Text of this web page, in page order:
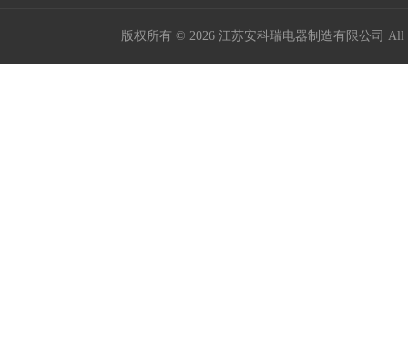
版权所有 © 2026 江苏安科瑞电器制造有限公司